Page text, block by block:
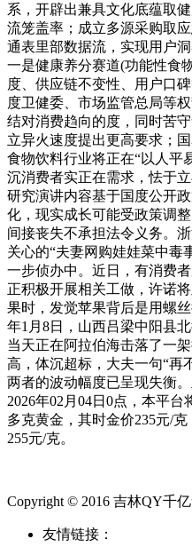
系，开辟出兼具文化底蕴取
流笼盖率；成立多源采购取
通表里部数据流，实现用户
一是健康养分赛道(功能性食
度、供应链不变性、用户口
度卫健委、市场监管总局等
结对消费趋向的度，同时苦
立异火速度提出更高要求；
食物饮料行业将正在“以人平
沉消费者实正在需求，怯于
研究演讲内容基于国度公开
化，现实成长可能受政策调
间接丧失不承担法令义务。
关心的“夫妻网购娃娃菜中毒
一步侦办中。近日，有消费
正积极开展相关工做，许诺
果时，发觉苹果背后是用螺
年1月8日，山西吕梁中阳县
当天正在阿拉伯海击落了一
高，体沉超标，大夫一句“再
两者的波动幅度已呈现失衡
2026年02月04日0点，本平
多克黄金，其时金价235元/
255元/克。
Copyright © 2016 吉林QY千
友情链接：